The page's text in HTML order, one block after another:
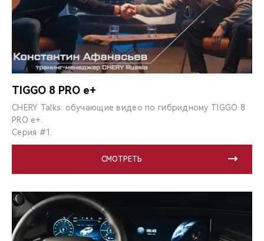
TIGGO 8 PRO e+
CHERY Talks: обучающие видео по гибридному TIGGO 8
PRO e+.
Серия #1.
СМОТРЕТЬ